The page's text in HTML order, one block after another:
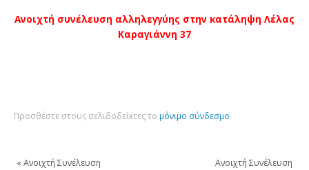
Ανοιχτή συνέλευση αλληλεγγύης στην κατάληψη Λέλας
Καραγιάννη 37
Προσθέστε στους σελιδοδείκτες το μόνιμο σύνδεσμο.
« Aνοιχτή Συνέλευση
Aνοιχτή Συνέλευση